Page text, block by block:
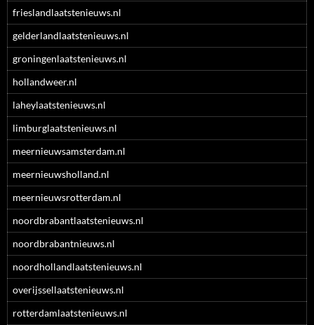
frieslandlaatstenieuws.nl
gelderlandlaatstenieuws.nl
groningenlaatstenieuws.nl
hollandweer.nl
laheylaatstenieuws.nl
limburglaatstenieuws.nl
meernieuwsamsterdam.nl
meernieuwsholland.nl
meernieuwsrotterdam.nl
noordbrabantlaatstenieuws.nl
noordbrabantnieuws.nl
noordhollandlaatstenieuws.nl
overijssellaatstenieuws.nl
rotterdamlaatstenieuws.nl